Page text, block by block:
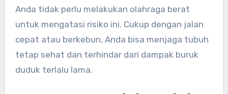
Anda tidak perlu melakukan olahraga berat
untuk mengatasi risiko ini. Cukup dengan jalan
cepat atau berkebun, Anda bisa menjaga tubuh
tetap sehat dan terhindar dari dampak buruk
duduk terlalu lama.